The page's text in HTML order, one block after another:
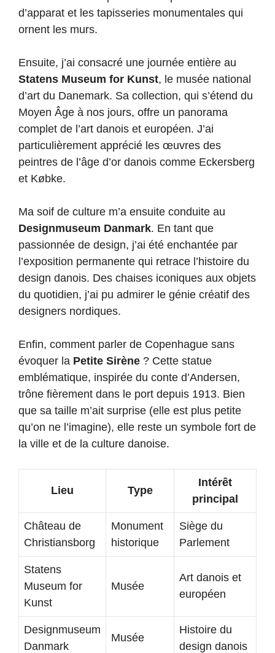
d’apparat et les tapisseries monumentales qui
ornent les murs.
Ensuite, j’ai consacré une journée entière au
Statens Museum for Kunst, le musée national
d’art du Danemark. Sa collection, qui s’étend du
Moyen Âge à nos jours, offre un panorama
complet de l’art danois et européen. J’ai
particulièrement apprécié les œuvres des
peintres de l’âge d’or danois comme Eckersberg
et Købke.
Ma soif de culture m’a ensuite conduite au
Designmuseum Danmark. En tant que
passionnée de design, j’ai été enchantée par
l’exposition permanente qui retrace l’histoire du
design danois. Des chaises iconiques aux objets
du quotidien, j’ai pu admirer le génie créatif des
designers nordiques.
Enfin, comment parler de Copenhague sans
évoquer la Petite Sirène ? Cette statue
emblématique, inspirée du conte d’Andersen,
trône fièrement dans le port depuis 1913. Bien
que sa taille m’ait surprise (elle est plus petite
qu’on ne l’imagine), elle reste un symbole fort de
la ville et de la culture danoise.
Lieu Type
Intérêt
principal
Château de
Christiansborg
Monument
historique
Siège du
Parlement
Statens
Museum for
Kunst
Musée
Art danois et
européen
Designmuseum
Danmark
Musée
Histoire du
design danois